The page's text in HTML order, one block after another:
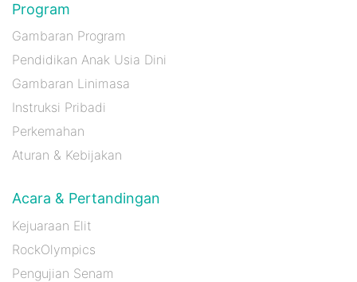
Program
Gambaran Program
Pendidikan Anak Usia Dini
Gambaran Linimasa
Instruksi Pribadi
Perkemahan
Aturan & Kebijakan
Acara & Pertandingan
Kejuaraan Elit
RockOlympics
Pengujian Senam